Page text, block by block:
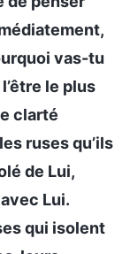
vas-tu
le plus
clarté
ruses qu’ils
de Lui,
Lui.
qui isolent